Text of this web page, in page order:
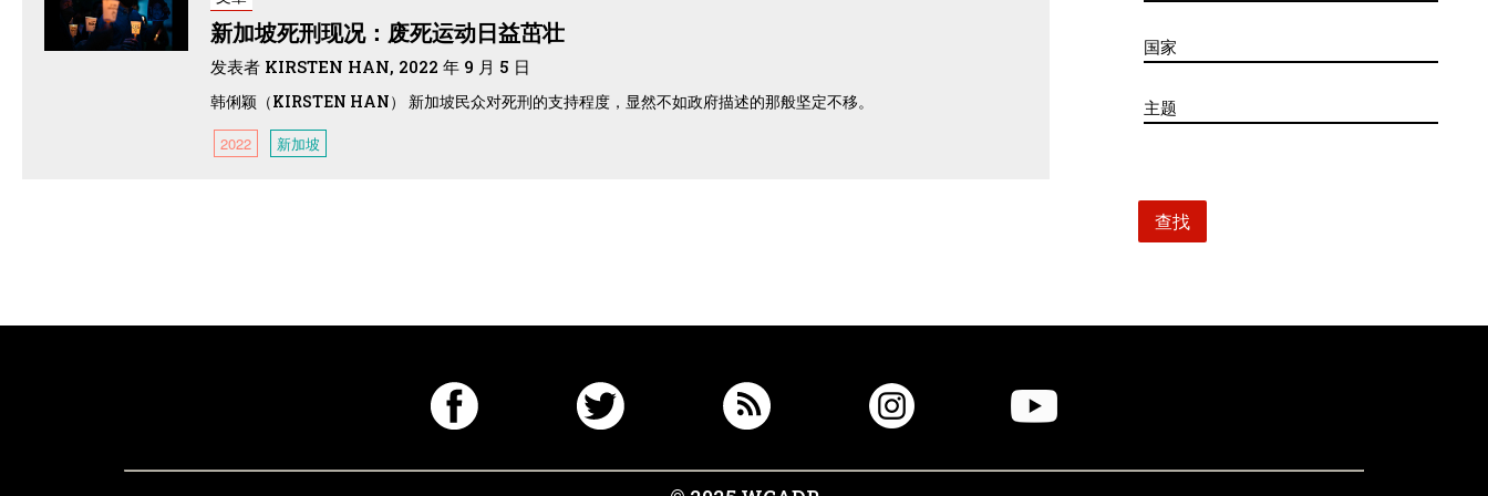
新加坡死刑现况：废死运动日益茁壮
发表者 KIRSTEN HAN, 2022 年 9 月 5 日
韩俐颖（KIRSTEN HAN） 新加坡民众对死刑的支持程度，显然不如政府描述的那般坚定不移。
2022
新加坡